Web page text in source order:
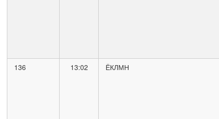
136 13:02 ЁКЛМН